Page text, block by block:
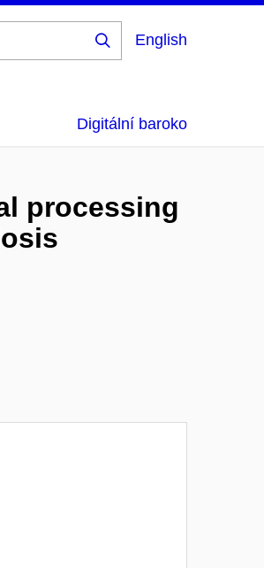
English
Digitální baroko
processing